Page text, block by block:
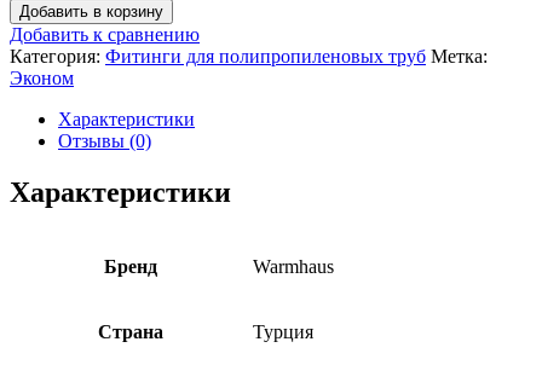
Добавить в корзину
Добавить к сравнению
Категория: Фитинги для полипропиленовых труб Метка:
Эконом
Характеристики
Отзывы (0)
Характеристики
Бренд Warmhaus
Страна Турция